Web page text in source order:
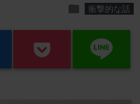
folder 衝撃的な話
line